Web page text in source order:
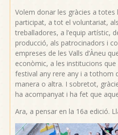
Volem donar les gràcies a totes
participat, a tot el voluntariat,
treballadores, a l’equip artístic,
producció, als patrocinadors i
empreses de les Valls d’Àneu
econòmic, a les institucions
festival any rere any i a tothom
manera o altra. I sobretot,
ha acompanyat i ha fet que
Ara, a pensar en la 16a edició.